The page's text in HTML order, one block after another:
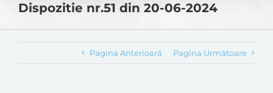
Dispozitie nr.51 din 20-06-2024
Pagina Anterioară Pagina Următoare